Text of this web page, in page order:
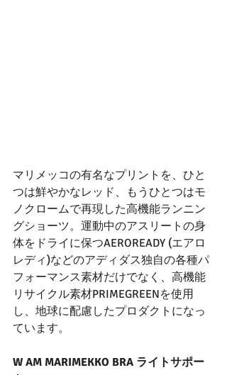
マリメッコの有名なプリントを、ひと
つは鮮やかなレッド、もうひとつはモ
ノクロームで再現した高機能ランニン
グショーツ。運動中のアスリートの身
体をドライに保つAEROREADY (エアロ
レディ)などのアディダス独自の各種パ
フォーマンス素材だけでなく、高機能
リサイクル素材PRIMEGREENを使用
し、地球に配慮したプロダクトになっ
ています。
W AM MARIMEKKO BRA ライトサポー